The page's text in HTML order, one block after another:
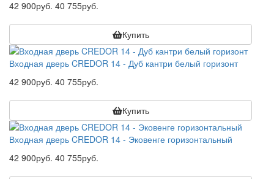
42 900руб. 40 755руб.
Купить
Входная дверь CREDOR 14 - Дуб кантри белый горизонт
42 900руб. 40 755руб.
Купить
Входная дверь CREDOR 14 - Эковенге горизонтальный
42 900руб. 40 755руб.